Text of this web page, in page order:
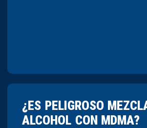
¿ES PELIGROSO
ALCOHOL CON MDMA?